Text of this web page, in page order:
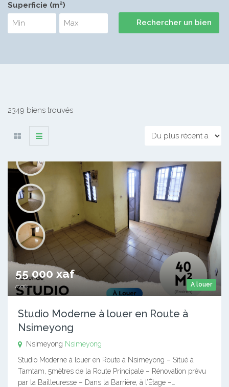
Superficie (m²)
2349 biens trouvés
A louer
55 000 xaf
mois
Studio Moderne à louer en Route à
Nsimeyong
Nsimeyong Nsimeyong
Studio Moderne à louer en Route à Nsimeyong – Situé à
Tamtam, 5mètres de la Route Principale – Rénovation prévu
par la Bailleuresse – Dans la Barrière, à l’Étage –…